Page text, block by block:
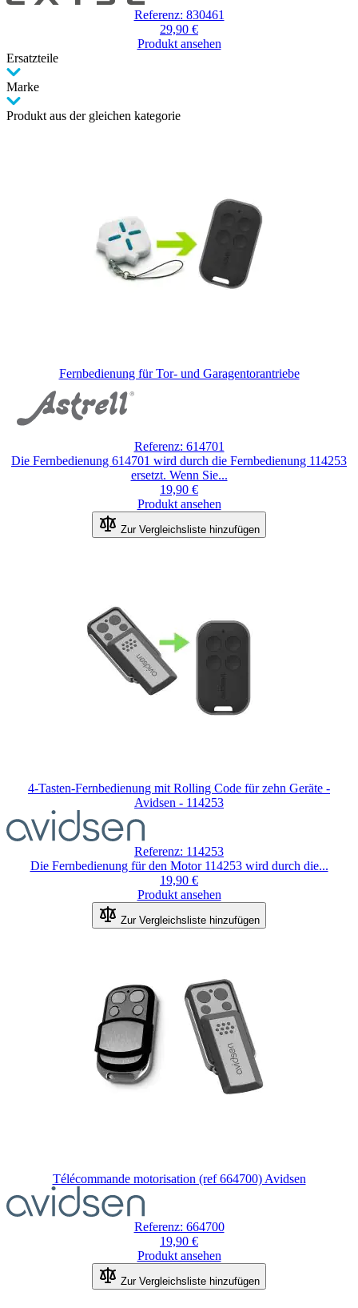
Referenz: 830461
29,90 €
Produkt ansehen
Ersatzteile
Marke
Produkt aus der gleichen kategorie
Fernbedienung für Tor- und Garagentorantriebe
den
auf
der
Produktseite
gewählten
Optionen
ab
Referenz: 614701
Die Fernbedienung 614701 wird durch die Fernbedienung 114253
ersetzt. Wenn Sie...
19,90 €
Produkt ansehen
Zur Vergleichsliste hinzufügen
4-Tasten-Fernbedienung mit Rolling Code für zehn Geräte -
Avidsen - 114253
hängt
von
den
auf
der
Produktseite
gewählten
Referenz: 114253
Die Fernbedienung für den Motor 114253 wird durch die...
19,90 €
Produkt ansehen
Zur Vergleichsliste hinzufügen
Télécommande motorisation (ref 664700) Avidsen
hängt
von
den
auf
der
Produktseite
Referenz: 664700
19,90 €
Produkt ansehen
Zur Vergleichsliste hinzufügen